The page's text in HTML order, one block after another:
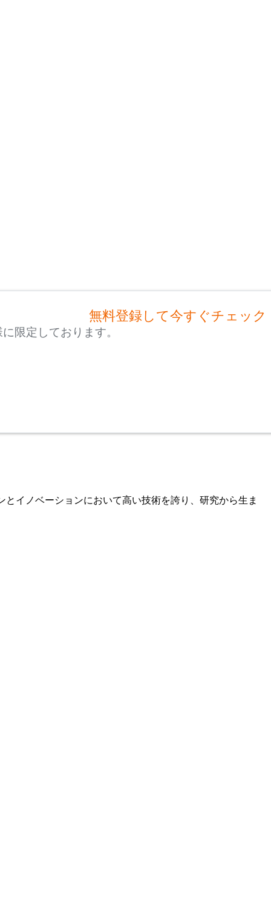
無料登録して今すぐチェック
限定しております。
イノベーションにおいて高い技術を誇り、研究から生ま